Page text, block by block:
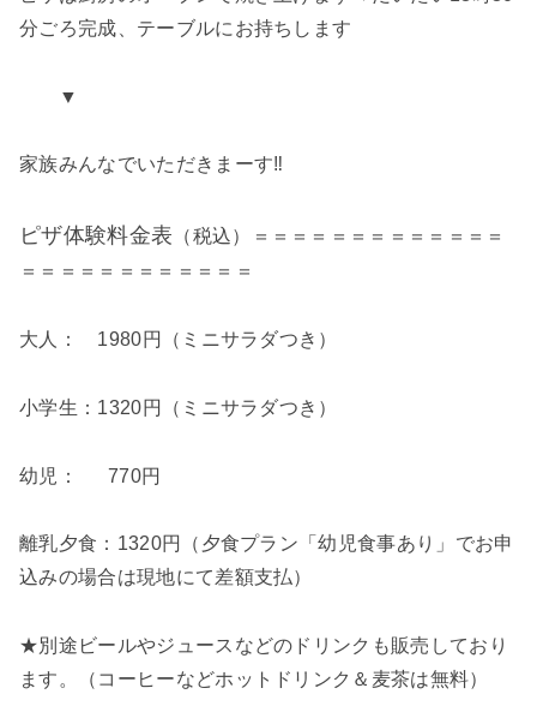
分ごろ完成、テーブルにお持ちします
▼
家族みんなでいただきまーす‼︎
ピザ体験料金表 （税込）＝＝＝＝＝＝＝＝＝＝＝＝＝
＝＝＝＝＝＝＝＝＝＝＝＝
大人： 1980円 （ミニサラダつき）
小学生：1320円 （ミニサラダつき）
幼児： 770円
離乳夕食：1320円（夕食プラン「幼児食事あり」でお申
込みの場合は現地にて差額支払）
★別途ビールやジュースなどのドリンクも販売しており
ます。（コーヒーなどホットドリンク＆麦茶は無料）